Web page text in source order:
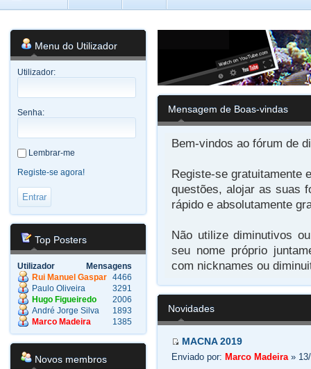
Menu do Utilizador
Utilizador:
Senha:
Lembrar-me
Registe-se agora!
Top Posters
Utilizador
Mensagens
Rui Manuel Gaspar 4466
Paulo Oliveira
3291
Hugo Figueiredo
2006
André Jorge Silva
1893
Marco Madeira
1385
Novos membros
Mensagem de Boas-vindas
Bem-vindos ao fórum de
Registe-se gratuitamente
questões, alojar as suas
rápido e absolutamente
Não utilize diminutivos
seu nome próprio
com nicknames ou
Novidades
MACNA 2019
Enviado por: Marco Madeira» 13/